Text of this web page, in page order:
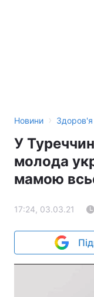
Новини › Здоров'я
У
молода
мамою
17:24, 03.03.21